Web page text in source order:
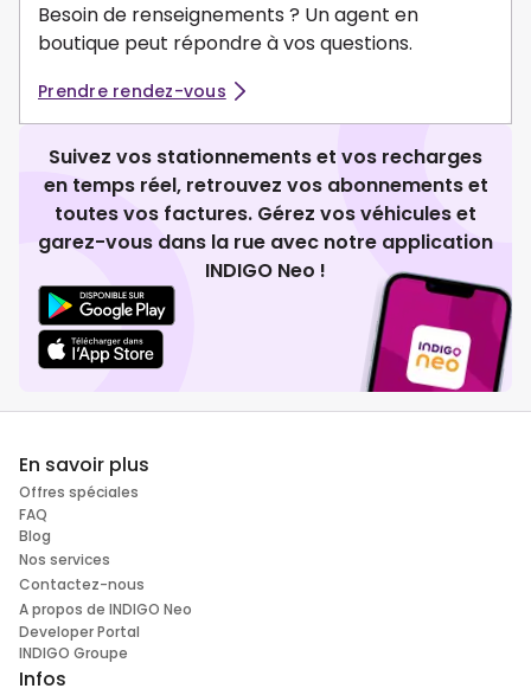
Besoin de renseignements ? Un agent en
boutique peut répondre à vos questions.
Prendre rendez-vous
Suivez vos stationnements et vos recharges
en temps réel, retrouvez vos abonnements et
toutes vos factures. Gérez vos véhicules et
garez-vous dans la rue avec notre application
INDIGO Neo !
En savoir plus
Offres spéciales
FAQ
Blog
Nos services
Contactez-nous
A propos de INDIGO Neo
Developer Portal
INDIGO Groupe
Infos